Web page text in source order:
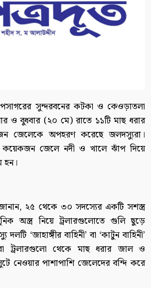
সুন্দরবনের কটকা ও কেওড়াতলা
ও বুধবার (২০ মে) রাতে ১১টি মাছ ধরার
জেলেকে অপহরণ করেছে জলদস্যুরা।
কয়েকজন জেলে নদী ও খালে ঝাঁপ দিয়ে
হন।
জানান, ২৫ থেকে ৩০ সদস্যের একটি সশস্ত্র
অস্ত্র নিয়ে ট্রলারগুলোতে গুলি ছুড়ে
‘জাহাঙ্গীর বাহিনী’ বা ‘কাটুন বাহিনী’
ট্রলারগুলো থেকে মাছ ধরার জাল ও
নেওয়ার পাশাপাশি জেলেদের বন্দি করে